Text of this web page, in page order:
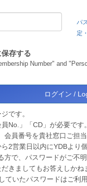
パ
定
存する
Number" and
です。
No.」「CD」が必要です。
員番号を貴社窓口ご担当
2営業日以内にYDBより
方で、パスワードがご不
きましてもお答えしかね
ていたパスワードはご利